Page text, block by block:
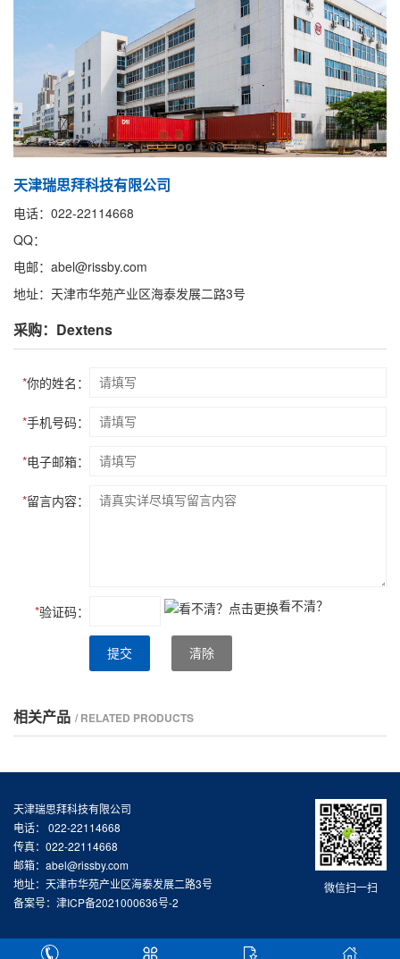
天津瑞思拜科技有限公司
电话：022-22114668
QQ：
电邮：abel@rissby.com
地址：天津市华苑产业区海泰发展二路3号
采购：Dextens
*你的姓名：
*手机号码：
*电子邮箱：
*留言内容：
*验证码： 看不清？
提交 清除
相关产品 / RELATED PRODUCTS
微信扫一扫
天津瑞思拜科技有限公司
电话： 022-22114668
传真：022-22114668
邮箱：abel@rissby.com
地址：天津市华苑产业区海泰发展二路3号
备案号：津ICP备2021000636号-2